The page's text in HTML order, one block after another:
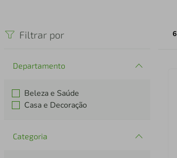
Filtrar por
Departamento
Beleza e Saúde
Casa e Decoração
Categoria
6